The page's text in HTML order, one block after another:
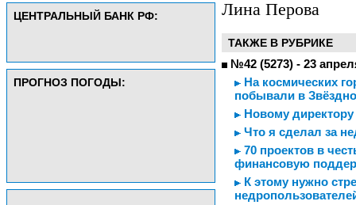
ЦЕНТРАЛЬНЫЙ БАНК РФ:
ПРОГНОЗ ПОГОДЫ:
Лина Перова
ТАКЖЕ В РУБРИКЕ
№42 (5273) - 23
На космических
побывали в
Новому
Что я сделал за
70 проектов в
финансовую
К этому нужно